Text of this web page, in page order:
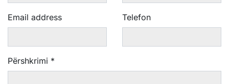
Email address Telefon
Përshkrimi *